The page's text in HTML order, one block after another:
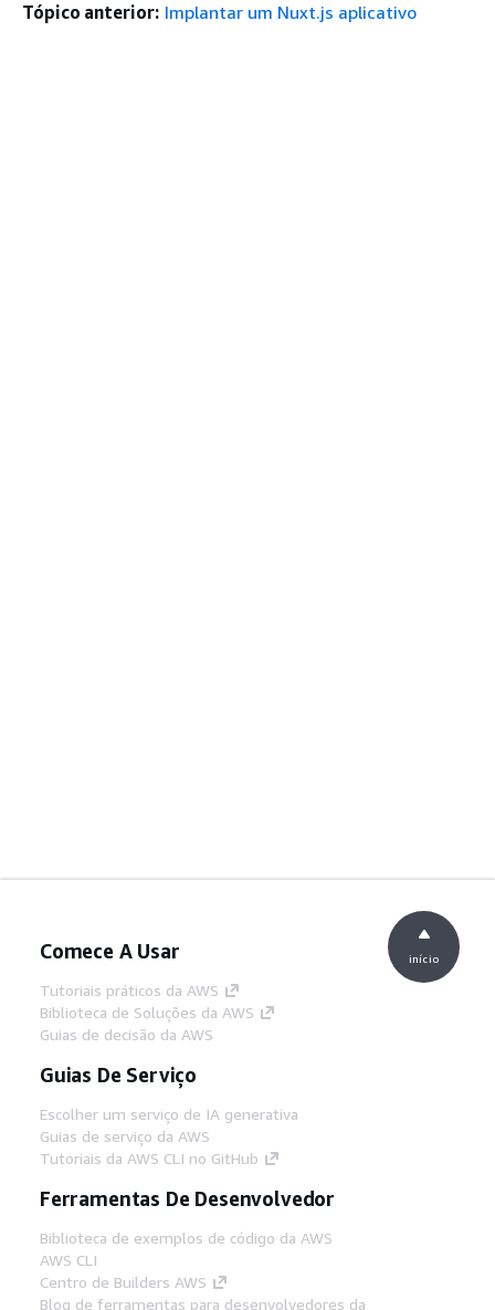
Tópico anterior: Implantar um Nuxt.js aplicativo
Comece A Usar
Tutoriais práticos da AWS
Biblioteca de Soluções da AWS
Guias de decisão da AWS
Guias De Serviço
Escolher um serviço de IA generativa
Guias de serviço da AWS
Tutoriais da AWS CLI no GitHub
Ferramentas De Desenvolvedor
Biblioteca de exemplos de código da AWS
AWS CLI
Centro de Builders AWS
Blog de ferramentas para desenvolvedores da
início